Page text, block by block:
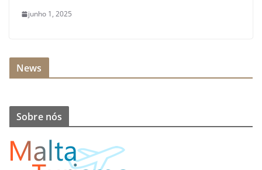
junho 1, 2025
News
Sobre nós